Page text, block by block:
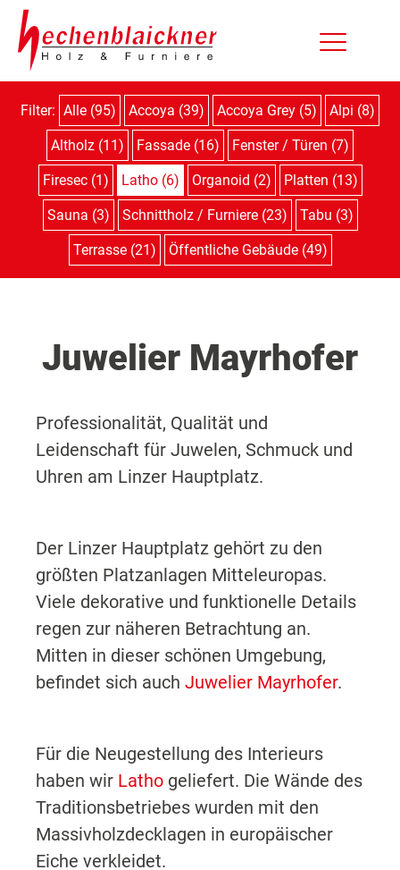
Filter: Alle (95) Accoya (39) Accoya Grey (5) Alpi (8)
Altholz (11) Fassade (16) Fenster / Türen (7)
Firesec (1) Latho (6) Organoid (2) Platten (13)
Sauna (3) Schnittholz / Furniere (23) Tabu (3)
Terrasse (21) Öffentliche Gebäude (49)
Juwelier Mayrhofer
Professionalität, Qualität und
Leidenschaft für Juwelen, Schmuck und
Uhren am Linzer Hauptplatz.
Der Linzer Hauptplatz gehört zu den
größten Platzanlagen Mitteleuropas.
Viele dekorative und funktionelle Details
regen zur näheren Betrachtung an.
Mitten in dieser schönen Umgebung,
befindet sich auch Juwelier Mayrhofer.
Für die Neugestellung des Interieurs
haben wir Latho geliefert. Die Wände des
Traditionsbetriebes wurden mit den
Massivholzdecklagen in europäischer
Eiche verkleidet.